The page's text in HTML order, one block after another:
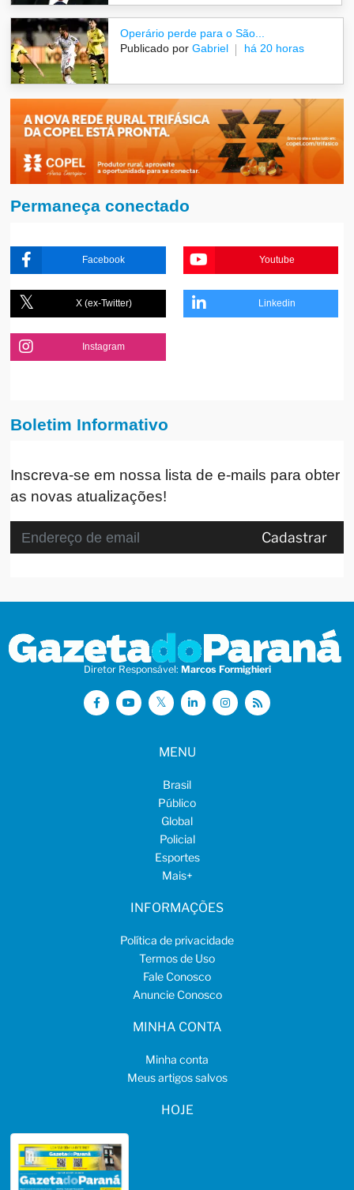
Operário perde para o São...
Publicado por Gabriel há 20 horas
Permaneça conectado
Facebook Youtube
X (ex-Twitter) Linkedin
Instagram
Boletim Informativo
Inscreva-se em nossa lista de e-mails para obter
as novas atualizações!
Cadastrar
Diretor Responsável: Marcos Formighieri
MENU
Brasil
Público
Global
Policial
Esportes
Mais+
INFORMAÇÕES
Política de privacidade
Termos de Uso
Fale Conosco
Anuncie Conosco
MINHA CONTA
Minha conta
Meus artigos salvos
HOJE